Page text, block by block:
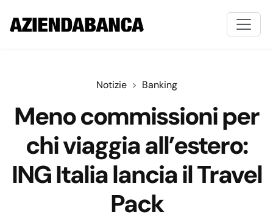
Notizie Banking
Meno commissioni per
chi viaggia all’estero:
ING Italia lancia il Travel
Pack